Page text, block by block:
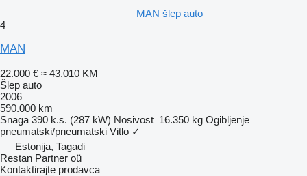
MAN šlep auto
4
MAN
22.000 € ≈ 43.010 KM
Šlep auto
2006
590.000 km
Snaga 390 k.s. (287 kW) Nosivost 16.350 kg Ogibljenje
pneumatski/pneumatski Vitlo ✓
Estonija, Tagadi
Restan Partner oü
Kontaktirajte prodavca